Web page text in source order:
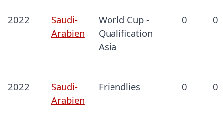
2022
Saudi-
Arabien
World Cup -
Qualification
Asia
0 0
2022
Saudi-
Arabien
Friendlies 0 0